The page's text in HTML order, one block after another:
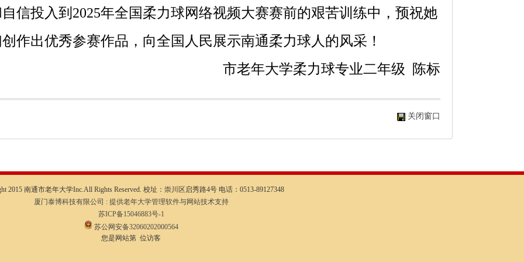
信投入到 2025年全国柔力球网络视频大赛赛前的艰苦训练中，预祝她
作出优秀参赛作品，向全国人民展示南通柔力球人的风采！
市老年大学柔力球专业二年级
陈标
关闭窗口
2015 南通市老年大学Inc.All Rights Reserved. 校址：崇川区启秀路4号 电话：0513-89127348
厦门泰博科技有限公司 : 提供老年大学管理软件与网站技术支持
苏ICP备15046883号-1
苏公网安备32060202000564
您是网站第 位访客